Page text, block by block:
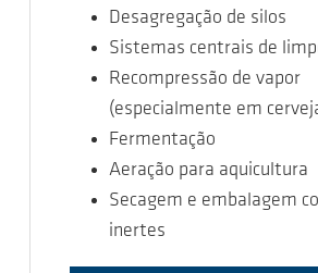
Desagregação de silos
Sistemas centrais de
Recompressão de vapor
(especialmente em
Fermentação
Aeração para aquicultura
Secagem e embalagem
inertes